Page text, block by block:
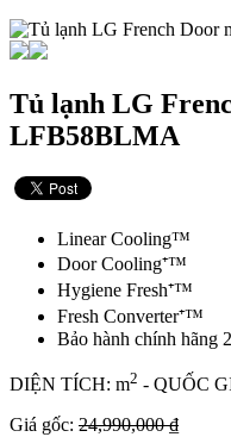
Tủ lạnh LG
LFB58BLMA
Linear Cooling™
Door Cooling⁺™
Hygiene Fresh⁺™
Fresh Converter⁺™
Bảo hành chính hãng
DIỆN TÍCH: m2 - QUỐC
Giá gốc: 24,990,000 ₫